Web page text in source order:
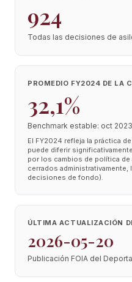
924
Todas las decisiones de
PROMEDIO FY2024 DE LA
32,1%
Benchmark estable: oct
El FY2024 refleja la práctica
puede diferir
por los cambios de política
cerrados administrativamente,
decisiones de fondo).
ÚLTIMA ACTUALIZACIÓN
2026-05-20
Publicación FOIA del